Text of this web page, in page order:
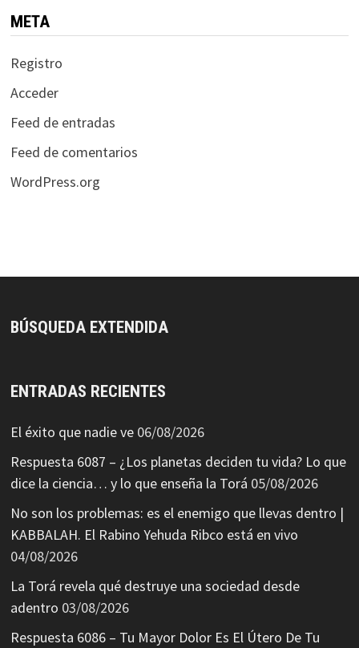
META
Registro
Acceder
Feed de entradas
Feed de comentarios
WordPress.org
BÚSQUEDA EXTENDIDA
ENTRADAS RECIENTES
El éxito que nadie ve 06/08/2026
Respuesta 6087 – ¿Los planetas deciden tu vida? Lo que
dice la ciencia… y lo que enseña la Torá 05/08/2026
No son los problemas: es el enemigo que llevas dentro |
KABBALAH. El Rabino Yehuda Ribco está en vivo
04/08/2026
La Torá revela qué destruye una sociedad desde
adentro 03/08/2026
Respuesta 6086 – Tu Mayor Dolor Es El Útero De Tu